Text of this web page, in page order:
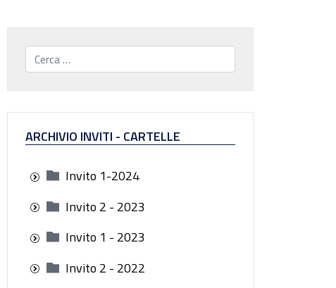
Cerca...
ARCHIVIO INVITI - CARTELLE
Invito 1-2024
Invito 2 - 2023
Invito 1 - 2023
Invito 2 - 2022